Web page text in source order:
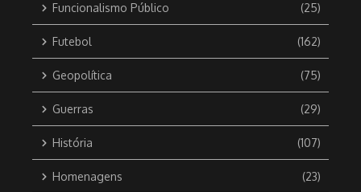
Funcionalismo Público (25)
Futebol (162)
Geopolítica (75)
Guerras (29)
História (107)
Homenagens (23)